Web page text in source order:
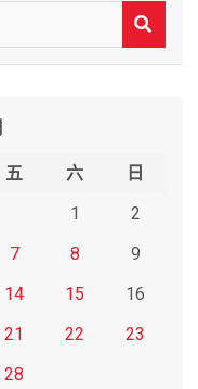
五 六
日
1
2
7 8
9
14 15
16
21 22
23
28